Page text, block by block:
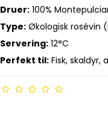
Druer: 100%
Type: Økologisk rosévin
Servering: 12°C
Perfekt til: Fisk, skaldyr,